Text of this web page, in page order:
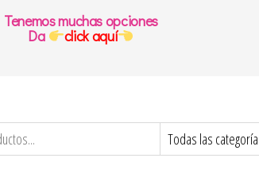
Tenemos muchas opciones
Da
click aquí